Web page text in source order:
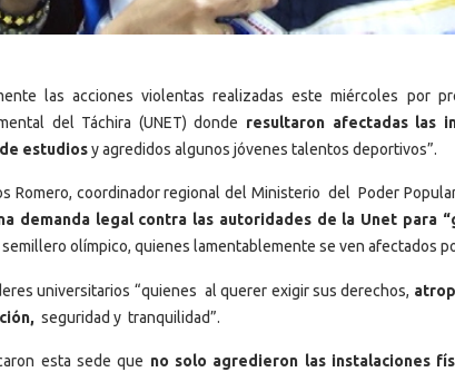
las acciones violentas realizadas este miércoles por
del Táchira (UNET) donde resultaron afectadas las
estudiosy agredidos algunos jóvenes talentos deportivos”.
Romero, coordinador regional del Ministerio del Poder
demanda legal contra las autoridades de la Unet para
olímpico, quienes lamentablemente se ven afectados
universitarios “quienes al querer exigir sus derechos,
seguridad y tranquilidad”.
esta sede que no solo agredieron las instalaciones